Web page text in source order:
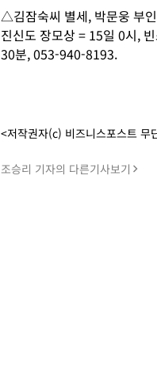
△김잠숙씨 별세, 박문웅 부
진신도 장모상 = 15일 0시,
30분, 053-940-8193.
<저작권자(c) 비즈니스포스트 무
조승리 기자의 다른기사보기